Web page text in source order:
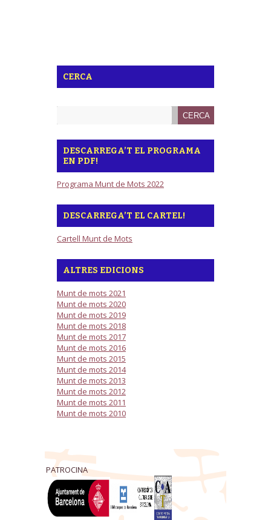
CERCA
DESCARREGA’T EL PROGRAMA
EN PDF!
Programa Munt de Mots 2022
DESCARREGA’T EL CARTEL!
Cartell Munt de Mots
ALTRES EDICIONS
Munt de mots 2021
Munt de mots 2020
Munt de mots 2019
Munt de mots 2018
Munt de mots 2017
Munt de mots 2016
Munt de mots 2015
Munt de mots 2014
Munt de mots 2013
Munt de mots 2012
Munt de mots 2011
Munt de mots 2010
PATROCINA